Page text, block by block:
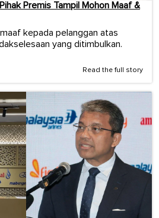
Premis Tampil Mohon Maaf &
kepada pelanggan atas
yang ditimbulkan.
Read the full story